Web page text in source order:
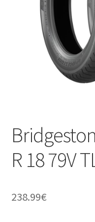
R 18 79V
238.99€